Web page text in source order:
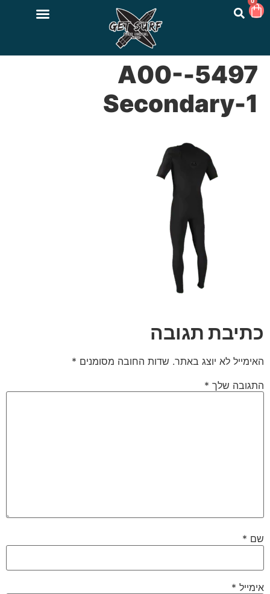
5497-A00-
Secondary-1
כתיבת תגובה
האימייל לא יוצג באתר. שדות החובה מסומנים *
התגובה שלך *
שם *
אימייל *